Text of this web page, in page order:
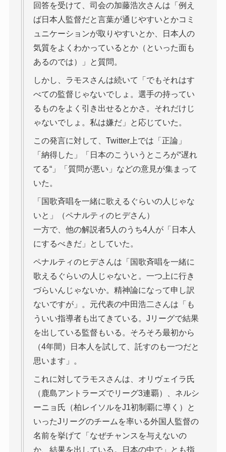
回答を受けて、司会の加藤浩次さんは「例え
ば日本人監督だと言葉が通じやすいとかコミ
ュニケーションが取りやすいとか、日本人の
気質をよくわかっているとか（といった面も
あるのでは）」と質問。
しかし、ラモスさんは続いて「でもそれはす
べての監督じゃないでしょ。選手の持ってい
るものをよく引き出せるとかさ。それだけじ
ゃないでしょ。私は嫌だ」と応じていた。
この発言に対して、Twitter上では「正論」
「納得した」「日本のこういうところが“遅れ
てる“」「質問が悪い」などの意見が集まって
いた。
「国歌斉唱を一緒に歌えるぐらいの人じゃな
いと」（ペナルティのヒデさん）
一方で、他の解説者5人のうち4人が「日本人
にするべきだ」としていた。
ペナルティのヒデさんは「国歌斉唱を一緒に
歌えるぐらいの人じゃないと。一つ上に行き
づらいんじゃないか。精神論になって申し訳
ないですが」。元代表の中田浩二さんは「も
ういい指導者も出てきている。Jリーグで結果
を出している監督もいる。そろそろ最初から
（4年間）日本人を試して、託すのも一つだと
思います」。
これに対してラモスさんは、オリヴェイラ氏
（鹿島アントラーズでリーグ3連覇）、ネルシ
ーニョ氏（柏レイソルをJ1初制覇に導く）と
いったJリーグのチームを率いる外国人監督の
名前を挙げて「なぜチャンスを与えないの
か、結果を出している。日本の中で」とも指